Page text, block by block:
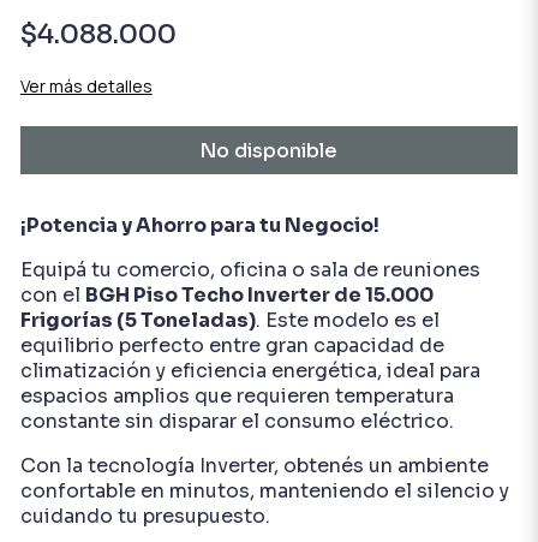
$4.088.000
Ver más detalles
No disponible
¡Potencia y Ahorro para tu Negocio!
Equipá tu comercio, oficina o sala de reuniones
con el BGH Piso Techo Inverter de 15.000
Frigorías (5 Toneladas). Este modelo es el
equilibrio perfecto entre gran capacidad de
climatización y eficiencia energética, ideal para
espacios amplios que requieren temperatura
constante sin disparar el consumo eléctrico.
Con la tecnología Inverter, obtenés un ambiente
confortable en minutos, manteniendo el silencio y
cuidando tu presupuesto.